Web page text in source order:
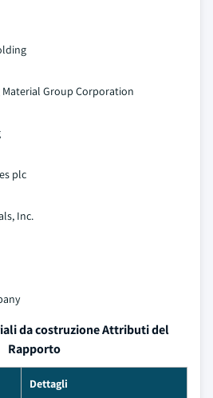
Group Corporation
plc
Inc.
da costruzione Attributi del
Rapporto
Dettagli